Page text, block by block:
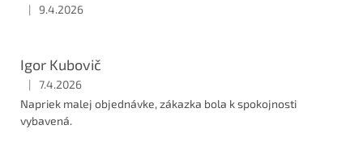
Hodnocení obchodu je 5 z 5 hvězdiček.
| 9.4.2026
Igor Kubovič
Hodnocení obchodu je 5 z 5 hvězdiček.
|
7.4.2026
Napriek malej objednávke, zákazka bola k spokojnosti
vybavená.